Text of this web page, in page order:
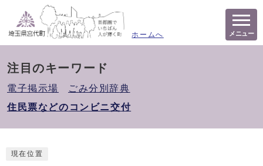
ホームへ メニュー
注目のキーワード
電子掲示場
ごみ分別辞典
住民票などのコンビニ交付
現在位置